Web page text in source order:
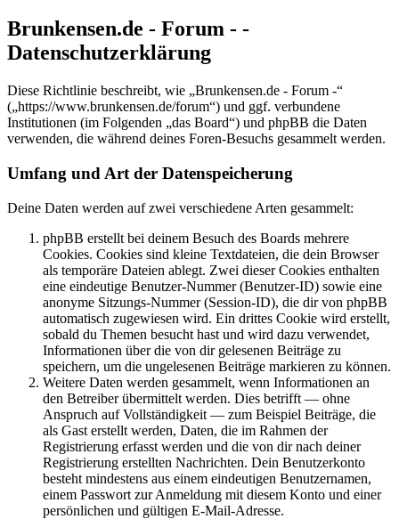
Brunkensen.de - Forum - -
Datenschutzerklärung
Diese Richtlinie beschreibt, wie „Brunkensen.de - Forum -“
(„https://www.brunkensen.de/forum“) und ggf. verbundene
Institutionen (im Folgenden „das Board“) und phpBB die Daten
verwenden, die während deines Foren-Besuchs gesammelt werden.
Umfang und Art der Datenspeicherung
Deine Daten werden auf zwei verschiedene Arten gesammelt:
phpBB erstellt bei deinem Besuch des Boards mehrere
Cookies. Cookies sind kleine Textdateien, die dein Browser
als temporäre Dateien ablegt. Zwei dieser Cookies enthalten
eine eindeutige Benutzer-Nummer (Benutzer-ID) sowie eine
anonyme Sitzungs-Nummer (Session-ID), die dir von phpBB
automatisch zugewiesen wird. Ein drittes Cookie wird erstellt,
sobald du Themen besucht hast und wird dazu verwendet,
Informationen über die von dir gelesenen Beiträge zu
speichern, um die ungelesenen Beiträge markieren zu können.
Weitere Daten werden gesammelt, wenn Informationen an
den Betreiber übermittelt werden. Dies betrifft — ohne
Anspruch auf Vollständigkeit — zum Beispiel Beiträge, die
als Gast erstellt werden, Daten, die im Rahmen der
Registrierung erfasst werden und die von dir nach deiner
Registrierung erstellten Nachrichten. Dein Benutzerkonto
besteht mindestens aus einem eindeutigen Benutzernamen,
einem Passwort zur Anmeldung mit diesem Konto und einer
persönlichen und gültigen E-Mail-Adresse.